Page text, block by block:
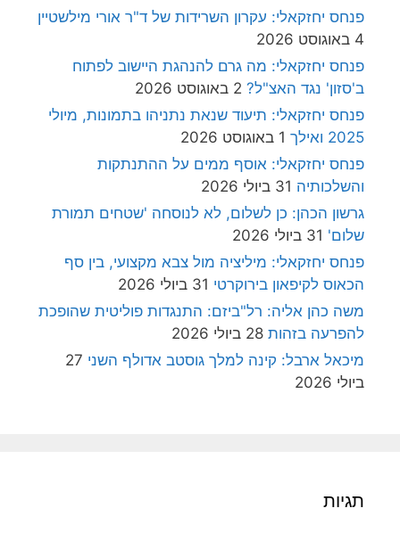
פנחס יחזקאלי: עקרון השרידות של ד"ר אורי מילשטיין
4 באוגוסט 2026
פנחס יחזקאלי: מה גרם להנהגת היישוב לפתוח
ב'סזון' נגד האצ"ל? 2 באוגוסט 2026
פנחס יחזקאלי: תיעוד שנאת נתניהו בתמונות, מיולי
2025 ואילך
1 באוגוסט 2026
פנחס יחזקאלי: אוסף ממים על ההתנתקות
והשלכותיה 31 ביולי 2026
גרשון הכהן: כן לשלום, לא לנוסחה 'שטחים תמורת
שלום' 31 ביולי 2026
פנחס יחזקאלי: מיליציה מול צבא מקצועי, בין סף
הכאוס לקיפאון בירוקרטי 31 ביולי 2026
משה כהן אליה: רל"ביזם: התנגדות פוליטית שהופכת
להפרעה בזהות 28 ביולי 2026
מיכאל ארבל: קינה למלך גוסטב אדולף השני 27
ביולי 2026
תגיות